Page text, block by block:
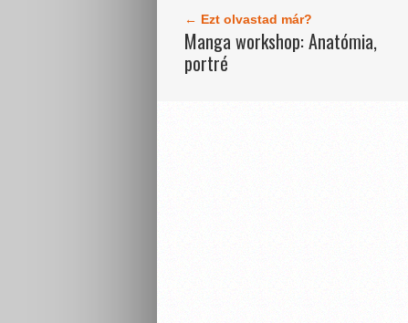
← Ezt olvastad már?
Manga workshop: Anatómia,
portré